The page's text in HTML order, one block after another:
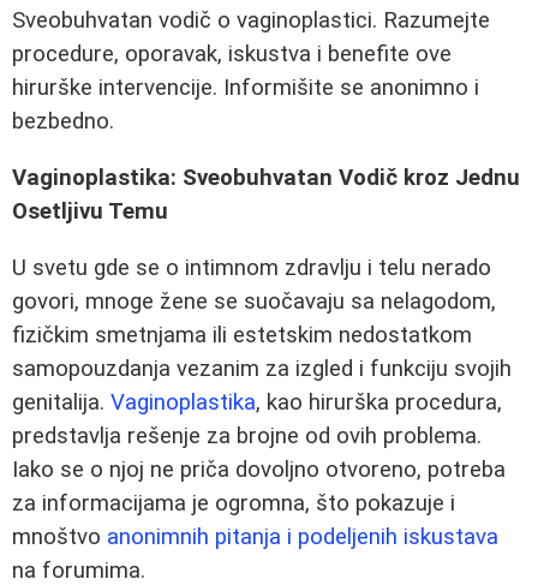
Sveobuhvatan vodič o vaginoplastici. Razumejte
procedure, oporavak, iskustva i benefite ove
hirurške intervencije. Informišite se anonimno i
bezbedno.
Vaginoplastika: Sveobuhvatan Vodič kroz Jednu
Osetljivu Temu
U svetu gde se o intimnom zdravlju i telu nerado
govori, mnoge žene se suočavaju sa nelagodom,
fizičkim smetnjama ili estetskim nedostatkom
samopouzdanja vezanim za izgled i funkciju svojih
genitalija. Vaginoplastika, kao hirurška procedura,
predstavlja rešenje za brojne od ovih problema.
Iako se o njoj ne priča dovoljno otvoreno, potreba
za informacijama je ogromna, što pokazuje i
mnoštvo anonimnih pitanja i podeljenih iskustava
na forumima.